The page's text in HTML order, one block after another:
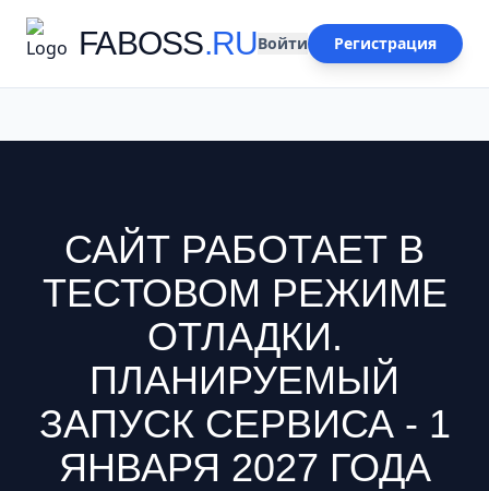
FABOSS.RUВойти Регистрация
САЙТ РАБОТАЕТ В
ТЕСТОВОМ РЕЖИМЕ
ОТЛАДКИ.
ПЛАНИРУЕМЫЙ
ЗАПУСК СЕРВИСА - 1
ЯНВАРЯ 2027 ГОДА